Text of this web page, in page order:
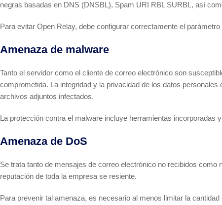
negras basadas en DNS (DNSBL), Spam URI RBL SURBL, así
Para evitar Open Relay, debe configurar correctamente el
Amenaza de malware
Tanto el servidor como el cliente de correo electrónico son
comprometida. La integridad y la privacidad de los datos
archivos adjuntos infectados.
La protección contra el malware incluye herramientas incorporadas
Amenaza de DoS
Se trata tanto de mensajes de correo electrónico no recibidos
reputación de toda la empresa se resiente.
Para prevenir tal amenaza, es necesario al menos limitar la